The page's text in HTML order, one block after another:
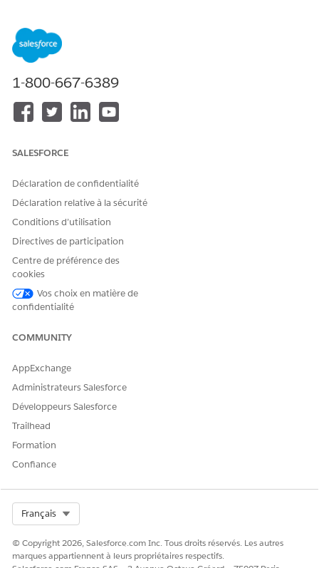
ÉDITIONS REQUISES
Unlimited
Edition
Les comptes personnels stockent des informations sur une
contact dans une expérience d'objet unique. Pour les
utilisateurs, un enregistrement de compte personnel est
Le modèle Individu
Le modèle individuel utilise une combinaison des objets
standard Compte et Contact, couplés dans une
d'objet
été étendus avec des champs personnalisés, des types
d'enregistrement, et davantage.
Comptes personnels
Considérations relatives à l'utilisation de comptes
personnels
Person Accounts Implementation Guide
Dites-nous ce que nous pouvons améliorer !
1-800-667-6389
SALESFORCE
Déclaration de confidentialité
Déclaration relative à la sécurité
Conditions d’utilisation
Directives de participation
Centre de préférence des
cookies
Vos choix en matière de
confidentialité
COMMUNITY
AppExchange
Administrateurs Salesforce
Développeurs Salesforce
Trailhead
Formation
Confiance
Français
© Copyright 2026, Salesforce.com Inc. Tous droits réservés. Les autres
marques appartiennent à leurs propriétaires respectifs.